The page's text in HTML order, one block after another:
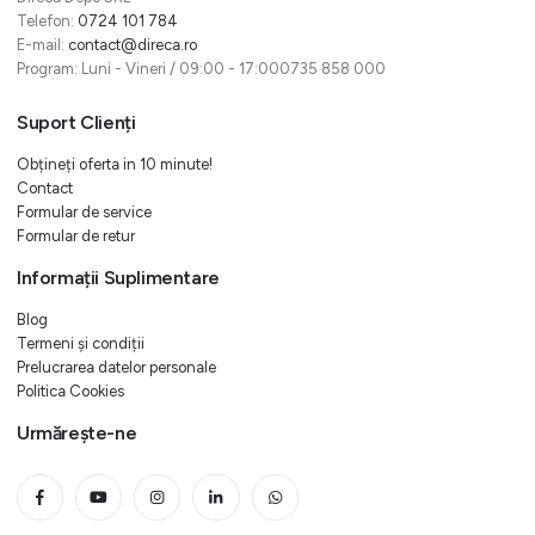
Telefon: 0724 101 784
E-mail: contact@direca.ro
Program: Luni - Vineri / 09:00 - 17:000735 858 000
Suport Clienți
Obțineți oferta in 10 minute!
Contact
Formular de service
Formular de retur
Informații Suplimentare
Blog
Termeni și condiții
Prelucrarea datelor personale
Politica Cookies
Urmărește-ne